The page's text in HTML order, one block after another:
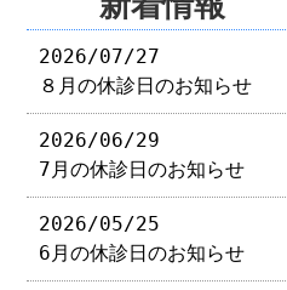
2026/07/27
８月の休診日のお知らせ
2026/06/29
7月の休診日のお知らせ
2026/05/25
6月の休診日のお知らせ